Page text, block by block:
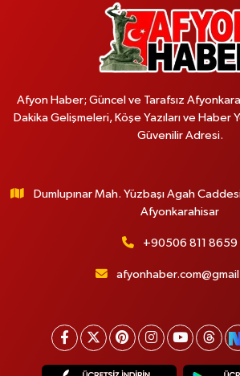
Afyon Haber; Güncel ve Tarafsız
Dakika Gelişmeleri, Köşe Yazıları ve Haber
Güvenilir Adresi.
Dumlupınar Mah. Yüzbaşı Agah
Afyonkarahisar
+90506 811 8659